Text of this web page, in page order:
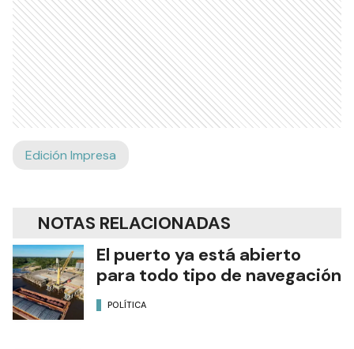
Edición Impresa
NOTAS RELACIONADAS
El puerto ya está abierto
para todo tipo de navegación
POLÍTICA